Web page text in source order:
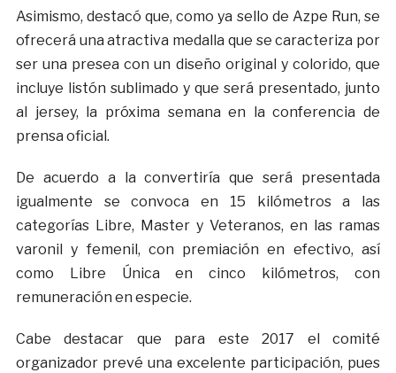
Asimismo, destacó que, como ya sello de Azpe Run, se
ofrecerá una atractiva medalla que se caracteriza por
ser una presea con un diseño original y colorido, que
incluye listón sublimado y que será presentado, junto
al jersey, la próxima semana en la conferencia de
prensa oficial.
De acuerdo a la convertiría que será presentada
igualmente se convoca en 15 kilómetros a las
categorías Libre, Master y Veteranos, en las ramas
varonil y femenil, con premiación en efectivo, así
como Libre Única en cinco kilómetros, con
remuneración en especie.
Cabe destacar que para este 2017 el comité
organizador prevé una excelente participación, pues